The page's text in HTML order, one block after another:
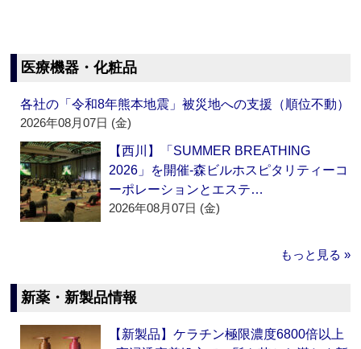
医療機器・化粧品
各社の「令和8年熊本地震」被災地への支援（順位不動）
2026年08月07日 (金)
【西川】「SUMMER BREATHING
2026」を開催‐森ビルホスピタリティーコ
ーポレーションとエステ…
2026年08月07日 (金)
もっと見る »
新薬・新製品情報
【新製品】ケラチン極限濃度6800倍以上